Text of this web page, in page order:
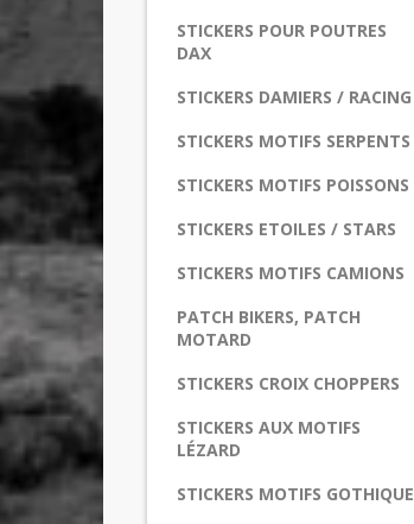
STICKERS POUR POUTRES
DAX
STICKERS DAMIERS / RACING
STICKERS MOTIFS SERPENTS
STICKERS MOTIFS POISSONS
STICKERS ETOILES / STARS
STICKERS MOTIFS CAMIONS
PATCH BIKERS, PATCH
MOTARD
STICKERS CROIX CHOPPERS
STICKERS AUX MOTIFS
LÉZARD
STICKERS MOTIFS GOTHIQUE